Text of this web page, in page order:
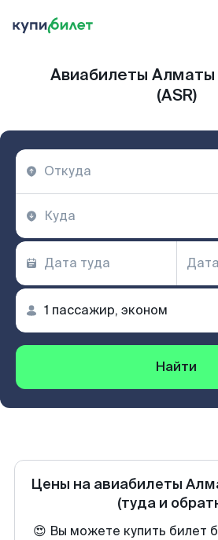
Авиабилеты
(ASR)
Найти
Цены на авиабилеты
(туда и
😍 Вы можете купить билет